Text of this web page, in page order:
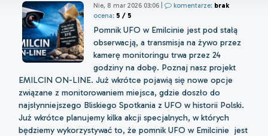
Nie, 8 mar 2026 03:06 komentarze: brak
ocena: 5 / 5
Pomnik UFO w Emilcinie jest pod stałą
obserwacją, a transmisja na żywo przez
kamerę monitoringu trwa przez 24
godziny na dobę. Poznaj nasz projekt
EMILCIN ON-LINE. Już wkrótce pojawią się nowe opcje
związane z monitorowaniem miejsca, gdzie doszło do
najsłynniejszego Bliskiego Spotkania z UFO w historii Polski.
Już wkrótce planujemy kilka akcji specjalnych, w których
będziemy wykorzystywać to, że pomnik UFO w Emilcinie jest